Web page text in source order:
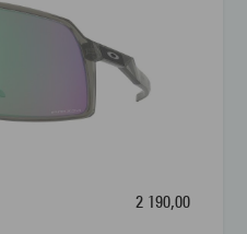
2 190,00